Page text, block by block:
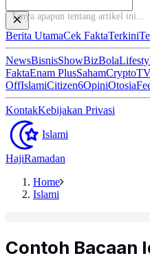
Ba
Berita UtamaCek FaktaTerkini
NewsBisnisShowBizBola
FaktaEnam PlusSahamCrypto
OffIslamiCitizen6OpiniOtosia
KontakKebijakan Privasi
Islami
HajiRamadan
Home
Islami
Contoh Bacaan